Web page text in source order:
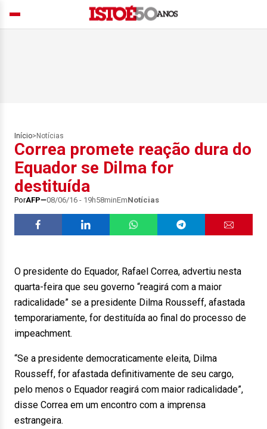
Início> Notícias
Correa promete reação dura do
Equador se Dilma for
destituída
PorAFP 08/06/16 - 19h58minEmNotícias
O presidente do Equador, Rafael Correa, advertiu nesta
quarta-feira que seu governo “reagirá com a maior
radicalidade” se a presidente Dilma Rousseff, afastada
temporariamente, for destituída ao final do processo de
impeachment.
“Se a presidente democraticamente eleita, Dilma
Rousseff, for afastada definitivamente de seu cargo,
pelo menos o Equador reagirá com maior radicalidade”,
disse Correa em um encontro com a imprensa
estrangeira.